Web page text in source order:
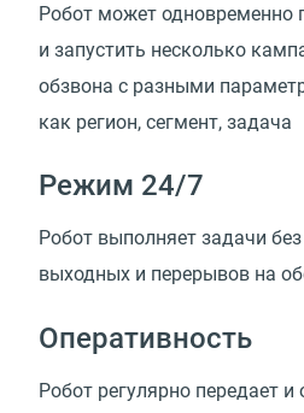
Робот может одновременно
и запустить несколько
обзвона с разными
как регион, сегмент, задача
Режим 24/7
Робот выполняет задачи
выходных и перерывов на
Оперативность
Робот регулярно передает